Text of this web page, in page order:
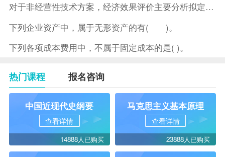
对于非经营性技术方案，经济效果评价主要分析拟定方案的( )。
下列企业资产中，属于无形资产的有( )。
下列各项成本费用中，不属于固定成本的是( )。
热门课程 报名咨询
中国近现代史纲要
查看详情
14888人已购买
马克思主义基本原理
查看详情
23888人已购买